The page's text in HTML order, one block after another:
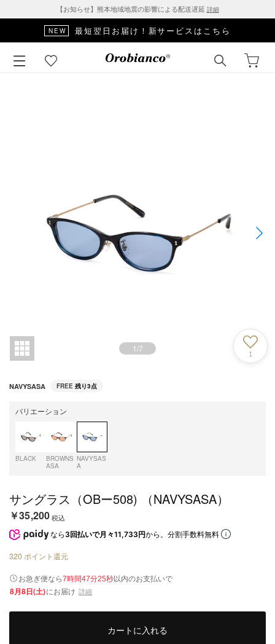
【お知らせ】熊本地域地震の影響による配送遅延 詳細
NEW 最短翌日お届け！新サービスはこちら
1/7
1
NAVYSASA FREE 残り3点
バリエーション
BLACK
BROWNS
ASA
NAVYSAS
A
サングラス（OBー508) （NAVYSASA）
￥35,200税込
なら 3回払いで月々11,733円から。分割手数料無料
320 ポイント還元
お急ぎ便なら7時間47分25秒以内のお支払いで
8月8日(土)にお届け 詳細
カートに入れる